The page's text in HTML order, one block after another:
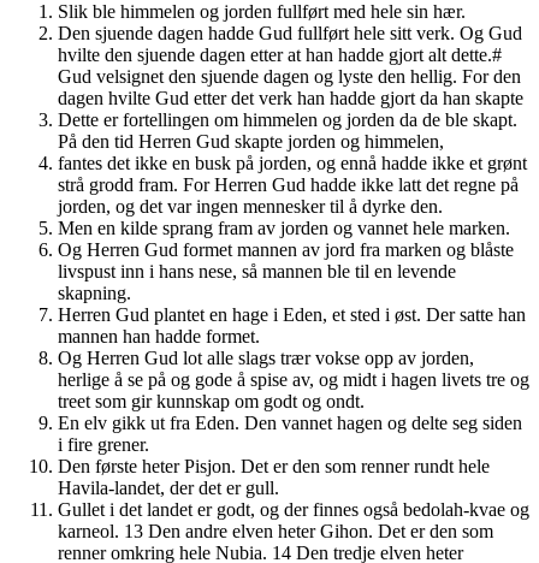
Slik ble himmelen og jorden fullført med hele sin hær.
Den sjuende dagen hadde Gud fullført hele sitt verk. Og Gud
hvilte den sjuende dagen etter at han hadde gjort alt dette.#
Gud velsignet den sjuende dagen og lyste den hellig. For den
dagen hvilte Gud etter det verk han hadde gjort da han skapte
Dette er fortellingen om himmelen og jorden da de ble skapt.
På den tid Herren Gud skapte jorden og himmelen,
fantes det ikke en busk på jorden, og ennå hadde ikke et grønt
strå grodd fram. For Herren Gud hadde ikke latt det regne på
jorden, og det var ingen mennesker til å dyrke den.
Men en kilde sprang fram av jorden og vannet hele marken.
Og Herren Gud formet mannen av jord fra marken og blåste
livspust inn i hans nese, så mannen ble til en levende
skapning.
Herren Gud plantet en hage i Eden, et sted i øst. Der satte han
mannen han hadde formet.
Og Herren Gud lot alle slags trær vokse opp av jorden,
herlige å se på og gode å spise av, og midt i hagen livets tre og
treet som gir kunnskap om godt og ondt.
En elv gikk ut fra Eden. Den vannet hagen og delte seg siden
i fire grener.
Den første heter Pisjon. Det er den som renner rundt hele
Havila-landet, der det er gull.
Gullet i det landet er godt, og der finnes også bedolah-kvae og
karneol. 13 Den andre elven heter Gihon. Det er den som
renner omkring hele Nubia. 14 Den tredje elven heter